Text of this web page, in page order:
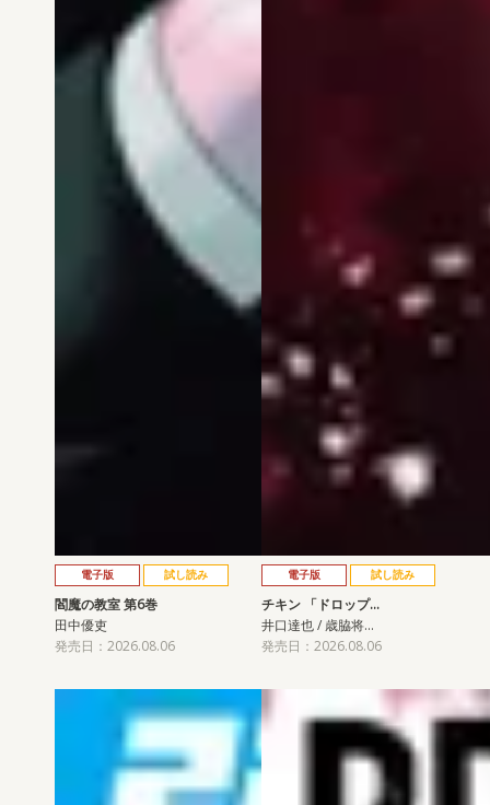
電子版 試し読み
閻魔の教室 第6巻
田中優吏
発売日：2026.08.06
電子版 試し読み
チキン 「ドロップ…
井口達也 / 歳脇将…
発売日：2026.08.06